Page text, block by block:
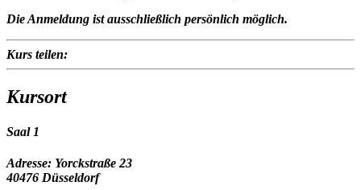
Die Anmeldung istausschließlich persönlich möglich.
Kurs teilen:
Kursort
Saal 1
Adresse: Yorckstraße 23
40476 Düsseldorf